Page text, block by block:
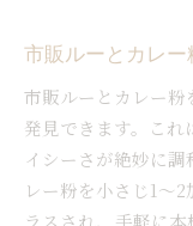
市販ルーとカレ
市販ルーとカレー
発見できます。これ
イシーさが絶妙に
レー粉を小さじ1〜
ラスされ、手軽に